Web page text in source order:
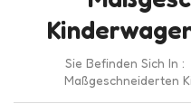
Sie Befinden Sich In :
Maßgeschneiderten